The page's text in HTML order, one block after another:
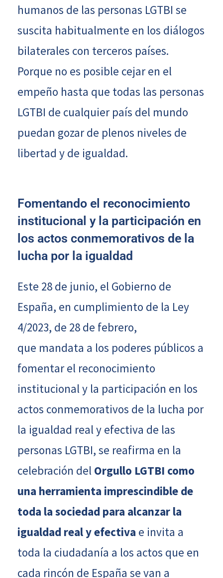
humanos de las personas LGTBI se
suscita habitualmente en los diálogos
bilaterales con terceros países.
Porque no es posible cejar en el
empeño hasta que todas las personas
LGTBI de cualquier país del mundo
puedan gozar de plenos niveles de
libertad y de igualdad.
Fomentando el reconocimiento
institucional y la participación en
los actos conmemorativos de la
lucha por la igualdad
Este 28 de junio, el Gobierno de
España, en cumplimiento de la Ley
4/2023, de 28 de febrero,
que mandata a los poderes públicos a
fomentar el reconocimiento
institucional y la participación en los
actos conmemorativos de la lucha por
la igualdad real y efectiva de las
personas LGTBI, se reafirma en la
celebración del Orgullo LGTBI como
una herramienta imprescindible de
toda la sociedad para alcanzar la
igualdad real y efectiva e invita a
toda la ciudadanía a los actos que en
cada rincón de España se van a